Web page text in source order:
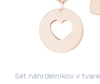
Set náhrdelníkov v